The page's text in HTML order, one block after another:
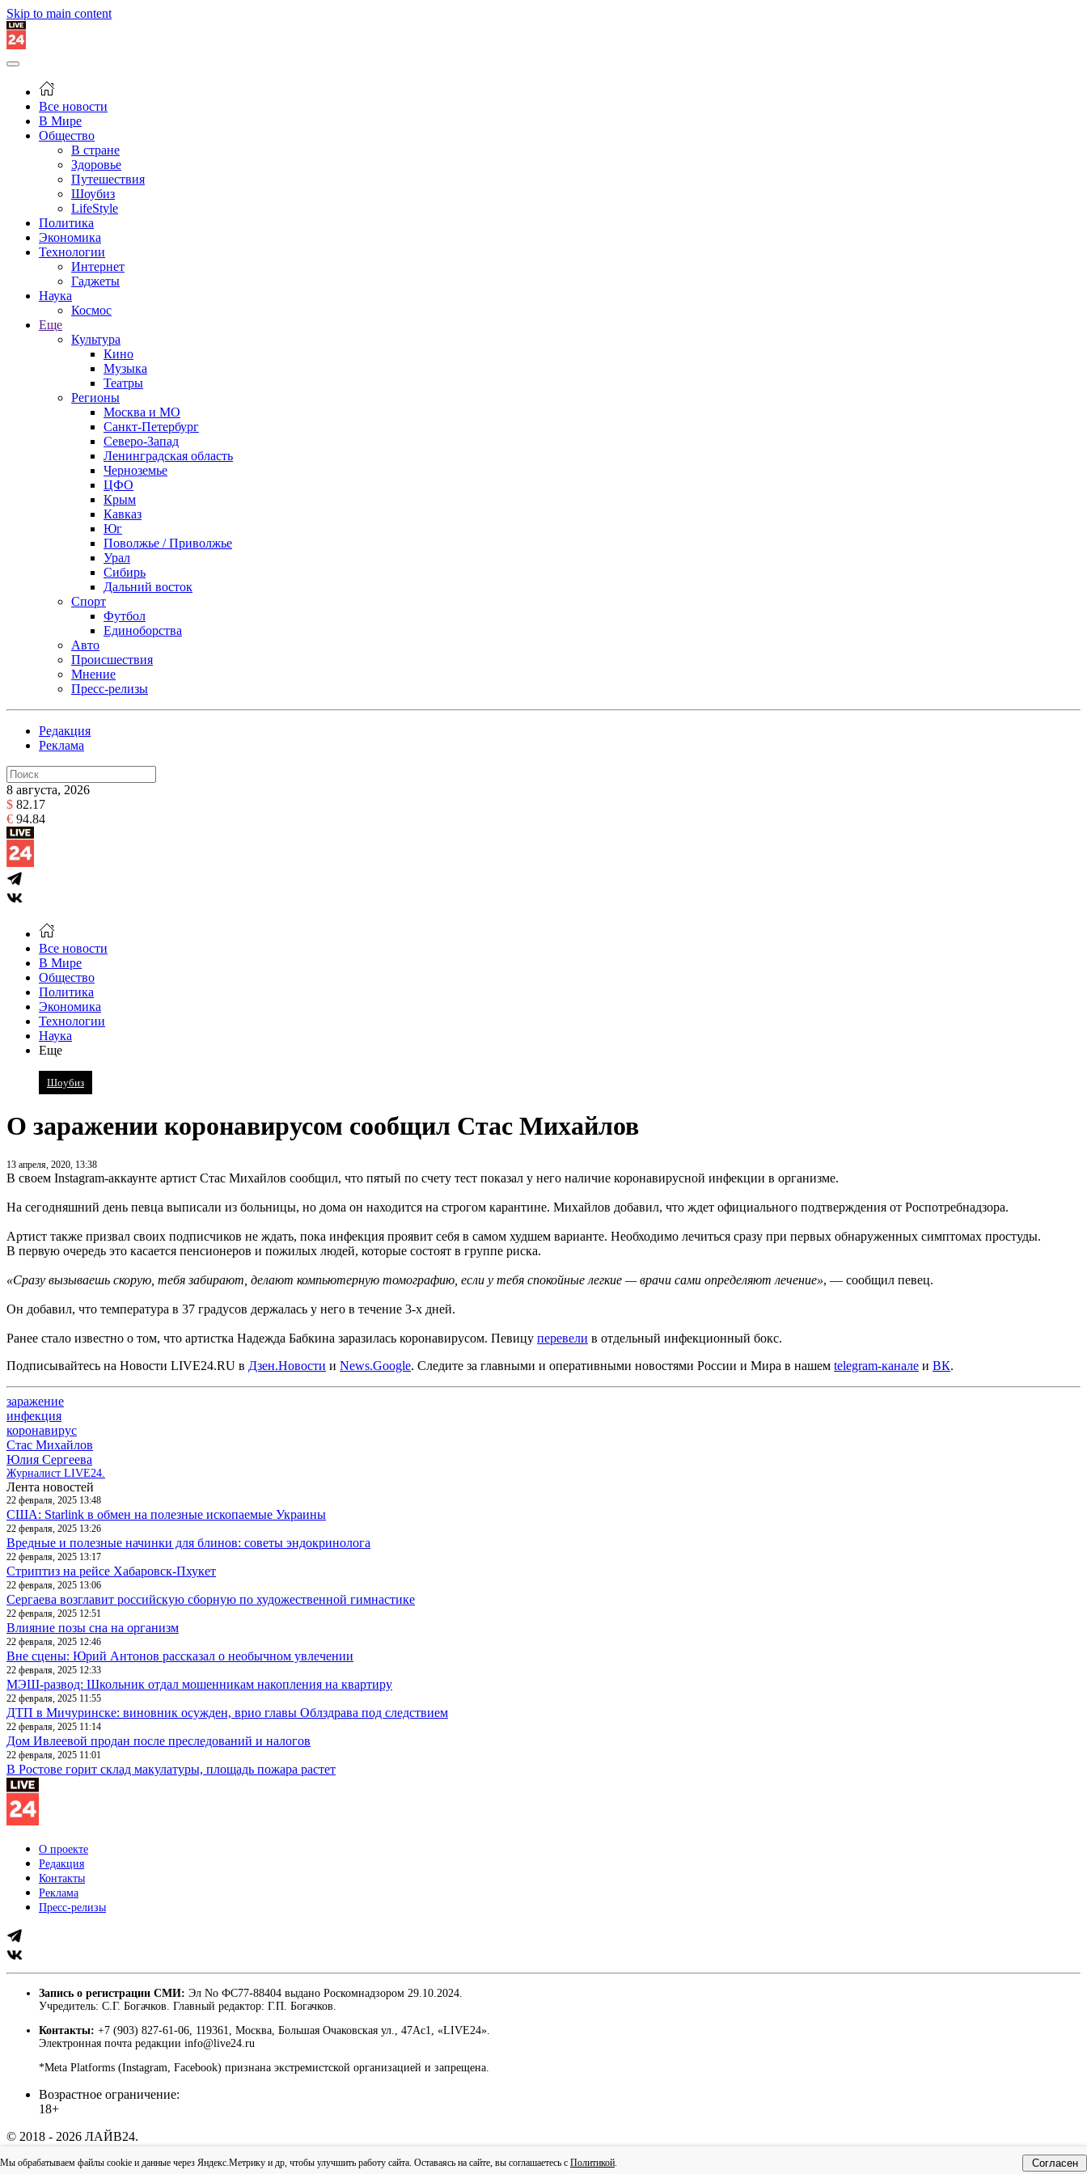
Skip to main content
Все новости
В Мире
Общество
В стране
Здоровье
Путешествия
Шоубиз
LifeStyle
Политика
Экономика
Технологии
Интернет
Гаджеты
Наука
Космос
Еще
Культура
Кино
Музыка
Театры
Регионы
Москва и МО
Санкт-Петербург
Северо-Запад
Ленинградская область
Черноземье
ЦФО
Крым
Кавказ
Юг
Поволжье / Приволжье
Урал
Сибирь
Дальний восток
Спорт
Футбол
Единоборства
Авто
Происшествия
Мнение
Пресс-релизы
Редакция
Реклама
8 августа, 2026
$ 82.17
€ 94.84
Все новости
В Мире
Общество
Политика
Экономика
Технологии
Наука
Еще
Шоубиз
О заражении коронавирусом сообщил Стас Михайлов
13 апреля, 2020, 13:38
В своем Instagram-аккаунте артист Стас Михайлов сообщил, что пятый по счету тест показал у него наличие коронавирусной инфекции в организме.
На сегодняшний день певца выписали из больницы, но дома он находится на строгом карантине. Михайлов добавил, что ждет официального подтверждения от Роспотребнадзора.
Артист также призвал своих подписчиков не ждать, пока инфекция проявит себя в самом худшем варианте. Необходимо лечиться сразу при первых обнаруженных симптомах простуды.
В первую очередь это касается пенсионеров и пожилых людей, которые состоят в группе риска.
«Сразу вызываешь скорую, тебя забирают, делают компьютерную томографию, если у тебя спокойные легкие — врачи сами определяют лечение», — сообщил певец.
Он добавил, что температура в 37 градусов держалась у него в течение 3-х дней.
Ранее стало известно о том, что артистка Надежда Бабкина заразилась коронавирусом. Певицу перевели в отдельный инфекционный бокс.
Подписывайтесь на Новости LIVE24.RU в Дзен.Новости и News.Google. Следите за главными и оперативными новостями России и Мира в нашем telegram-канале и ВК.
заражение
инфекция
коронавирус
Стас Михайлов
Юлия Сергеева
Журналист LIVE24.
Лента новостей
22 февраля, 2025 13:48
США: Starlink в обмен на полезные ископаемые Украины
22 февраля, 2025 13:26
Вредные и полезные начинки для блинов: советы эндокринолога
22 февраля, 2025 13:17
Стриптиз на рейсе Хабаровск-Пхукет
22 февраля, 2025 13:06
Сергаева возглавит российскую сборную по художественной гимнастике
22 февраля, 2025 12:51
Влияние позы сна на организм
22 февраля, 2025 12:46
Вне сцены: Юрий Антонов рассказал о необычном увлечении
22 февраля, 2025 12:33
МЭШ-развод: Школьник отдал мошенникам накопления на квартиру
22 февраля, 2025 11:55
ДТП в Мичуринске: виновник осужден, врио главы Облздрава под следствием
22 февраля, 2025 11:14
Дом Ивлеевой продан после преследований и налогов
22 февраля, 2025 11:01
В Ростове горит склад макулатуры, площадь пожара растет
О проекте
Редакция
Контакты
Реклама
Пресс-релизы
Запись о регистрации СМИ: Эл No ФС77-88404 выдано Роскомнадзором 29.10.2024.
Учредитель: С.Г. Богачков. Главный редактор: Г.П. Богачков.
Контакты: +7 (903) 827-61-06, 119361, Москва, Большая Очаковская ул., 47Ас1, «LIVE24».
Электронная почта редакции info@live24.ru
*Meta Platforms (Instagram, Facebook) признана экстремистской организацией и запрещена.
Возрастное ограничение:
18+
© 2018 - 2026 ЛАЙВ24.
Наверх
Мы обрабатываем файлы cookie и данные через Яндекс.Метрику и др, чтобы улучшить работу сайта. Оставаясь на сайте, вы соглашаетесь с Политикой. Согласен